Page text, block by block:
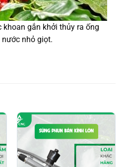
khoan gắn khởi thủy ra ống
nhỏ giọt.